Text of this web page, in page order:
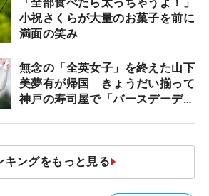
小祝さくらが大量のお菓子を前に
満面の笑み
無念の「全英女子」を終えた山下
美夢有が帰国 きょうだい揃って
神戸の寿司屋で「バースデーディ
キングをもっと見る